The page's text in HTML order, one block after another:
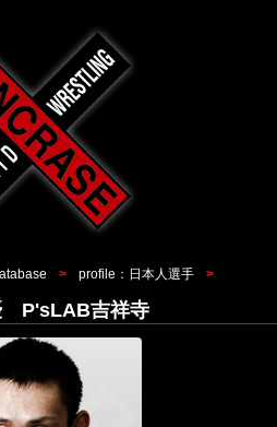
profile：日本人選手
P'sLAB吉祥寺